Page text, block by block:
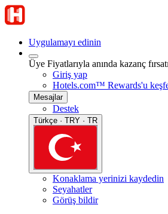
Uygulamayı edinin
Üye Fiyatlarıyla anında kazanç
Giriş yap
Hotels.com™ Rewards'u
Mesajlar
Destek
Türkçe · TRY · TR
Konaklama yerinizi kaydedin
Seyahatler
Görüş bildir